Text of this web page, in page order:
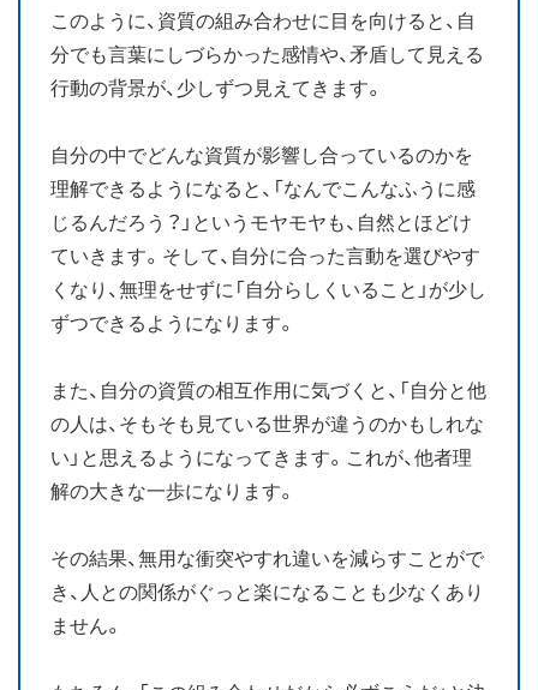
このように、資質の組み合わせに目を向けると、自
分でも言葉にしづらかった感情や、矛盾して見える
行動の背景が、少しずつ見えてきます。
自分の中でどんな資質が影響し合っているのかを
理解できるようになると、「なんでこんなふうに感
じるんだろう？」というモヤモヤも、自然とほどけ
ていきます。そして、自分に合った言動を選びやす
くなり、無理をせずに「自分らしくいること」が少し
ずつできるようになります。
また、自分の資質の相互作用に気づくと、「自分と他
の人は、そもそも見ている世界が違うのかもしれな
い」と思えるようになってきます。これが、他者理
解の大きな一歩になります。
その結果、無用な衝突やすれ違いを減らすことがで
き、人との関係がぐっと楽になることも少なくあり
ません。